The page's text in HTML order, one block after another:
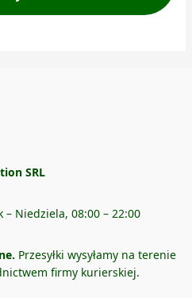
SRL
– Niedziela, 08:00 – 22:00
Przesyłki wysyłamy na terenie
firmy kurierskiej.